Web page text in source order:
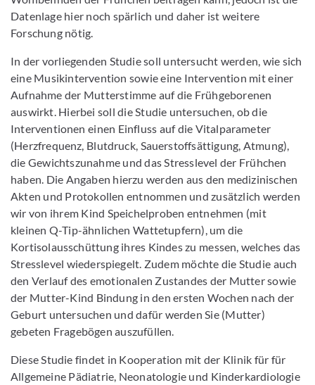
Datenlage hier noch spärlich und daher ist weitere
Forschung nötig.
In der vorliegenden Studie soll untersucht werden, wie sich
eine Musikintervention sowie eine Intervention mit einer
Aufnahme der Mutterstimme auf die Frühgeborenen
auswirkt. Hierbei soll die Studie untersuchen, ob die
Interventionen einen Einfluss auf die Vitalparameter
(Herzfrequenz, Blutdruck, Sauerstoffsättigung, Atmung),
die Gewichtszunahme und das Stresslevel der Frühchen
haben. Die Angaben hierzu werden aus den medizinischen
Akten und Protokollen entnommen und zusätzlich werden
wir von ihrem Kind Speichelproben entnehmen (mit
kleinen Q-Tip-ähnlichen Wattetupfern), um die
Kortisolausschüttung ihres Kindes zu messen, welches das
Stresslevel wiederspiegelt. Zudem möchte die Studie auch
den Verlauf des emotionalen Zustandes der Mutter sowie
der Mutter-Kind Bindung in den ersten Wochen nach der
Geburt untersuchen und dafür werden Sie (Mutter)
gebeten Fragebögen auszufüllen.
Diese Studie findet in Kooperation mit der Klinik für für
Allgemeine Pädiatrie, Neonatologie und Kinderkardiologie